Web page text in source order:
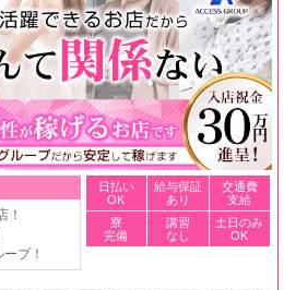
！
プ！
日払い
OK
給与保証
あり
交通費
支給
寮
完備
講習
なし
土日のみ
OK